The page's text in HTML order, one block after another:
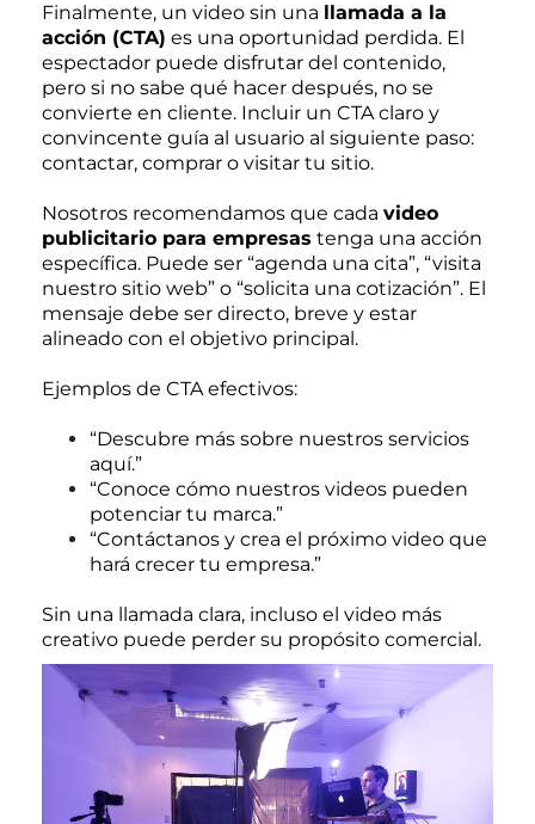
Finalmente, un video sin una llamada a la
acción (CTA) es una oportunidad perdida. El
espectador puede disfrutar del contenido,
pero si no sabe qué hacer después, no se
convierte en cliente. Incluir un CTA claro y
convincente guía al usuario al siguiente paso:
contactar, comprar o visitar tu sitio.
Nosotros recomendamos que cada video
publicitario para empresas tenga una acción
específica. Puede ser “agenda una cita”, “visita
nuestro sitio web” o “solicita una cotización”. El
mensaje debe ser directo, breve y estar
alineado con el objetivo principal.
Ejemplos de CTA efectivos:
“Descubre más sobre nuestros servicios
aquí.”
“Conoce cómo nuestros videos pueden
potenciar tu marca.”
“Contáctanos y crea el próximo video que
hará crecer tu empresa.”
Sin una llamada clara, incluso el video más
creativo puede perder su propósito comercial.